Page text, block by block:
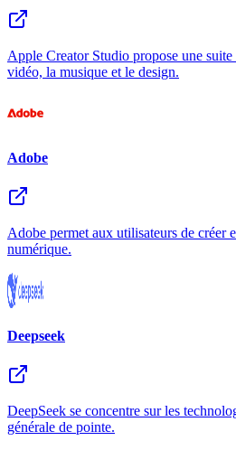
Apple Creator Studio propose une
vidéo, la musique et le design.
Adobe
Adobe permet aux utilisateurs de créer
numérique.
Deepseek
DeepSeek se concentre sur les
générale de pointe.